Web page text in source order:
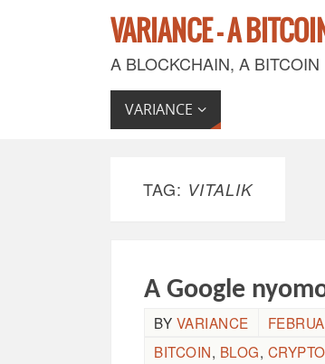
VARIANCE - A
A BLOCKCHAIN, A
VARIANCE
TAG: VITALIK
A Google
BY VARIANCE
BITCOIN, BLOG,